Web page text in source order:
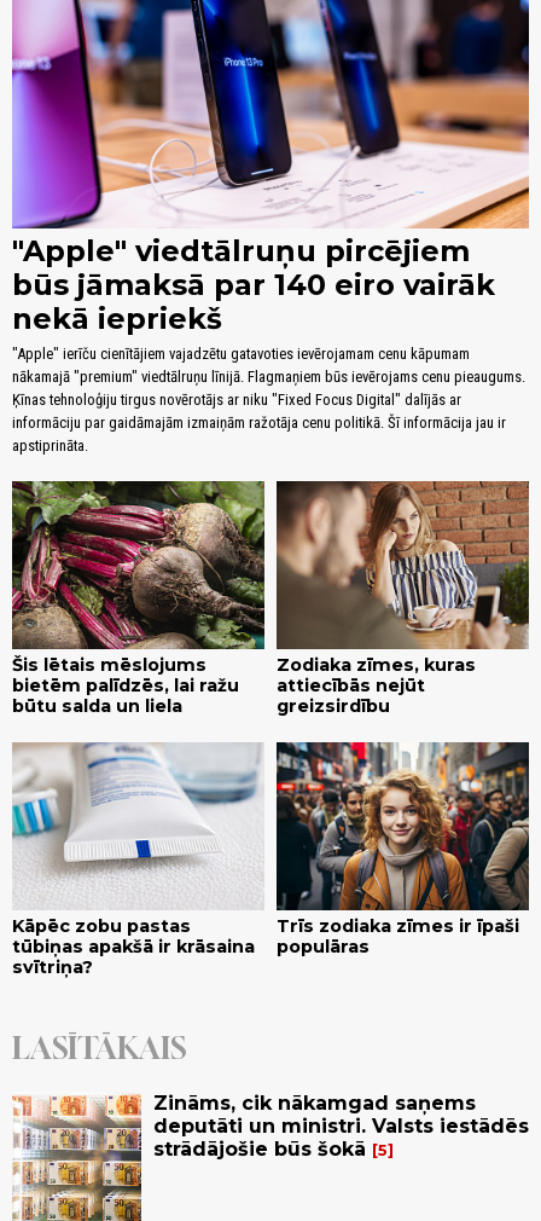
"Apple" viedtālruņu pircējiem
būs jāmaksā par 140 eiro vairāk
nekā iepriekš
"Apple" ierīču cienītājiem vajadzētu gatavoties ievērojamam cenu kāpumam
nākamajā "premium" viedtālruņu līnijā. Flagmaņiem būs ievērojams cenu pieaugums.
Ķīnas tehnoloģiju tirgus novērotājs ar niku "Fixed Focus Digital" dalījās ar
informāciju par gaidāmajām izmaiņām ražotāja cenu politikā. Šī informācija jau ir
apstiprināta.
Šis lētais mēslojums
bietēm palīdzēs, lai ražu
būtu salda un liela
Zodiaka zīmes, kuras
attiecībās nejūt
greizsirdību
Kāpēc zobu pastas
tūbiņas apakšā ir krāsaina
svītriņa?
Trīs zodiaka zīmes ir īpaši
populāras
LASĪTĀKAIS
Zināms, cik nākamgad saņems
deputāti un ministri. Valsts iestādēs
strādājošie būs šokā
5